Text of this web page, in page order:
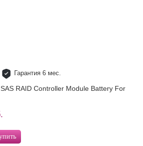
Гарантия 6 мес.
RAID Controller Module Battery For